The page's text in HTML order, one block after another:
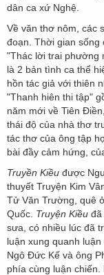
dân ca xứ Nghệ.
Về văn thơ nôm, các
đoạn. Thời gian sống
"Thác lời trai phường
là 2 bản tình ca thể
hồn tác giả với thiên
"Thanh hiên thi tập"
năm mới về Tiên
thái độ của nhà thơ
tác thơ của ông tập
bài đầy cảm hứng,
Truyền Kiều được
thuyết Truyện Kim
Tử Văn Trường, quê
Quốc. Truyện Kiều đã
sưa, có nhiều lúc đã
luận xung quanh
Ngô Đức Kế và ông
phía cùng luận